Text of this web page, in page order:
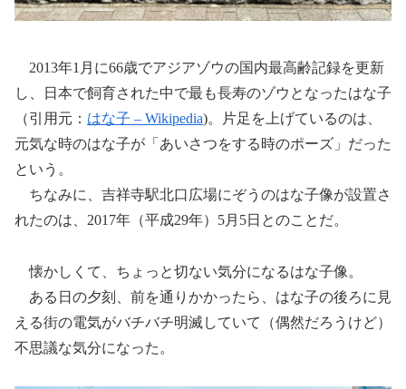
2013年1月に66歳でアジアゾウの国内最高齢記録を更新
し、日本で飼育された中で最も長寿のゾウとなったはな子
（引用元： はな子 – Wikipedia)。片足を上げているのは、
元気な時のはな子が「あいさつをする時のポーズ」だった
という。
ちなみに、吉祥寺駅北口広場にぞうのはな子像が設置さ
れたのは、2017年（平成29年）5月5日とのことだ。
懐かしくて、ちょっと切ない気分になるはな子像。
ある日の夕刻、前を通りかかったら、はな子の後ろに見
える街の電気がバチバチ明滅していて（偶然だろうけど）
不思議な気分になった。